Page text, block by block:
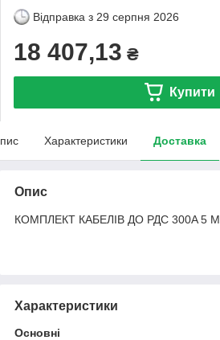
Відправка з 29 серпня 2026
18 407,13 ₴
Купити
Характеристики Доставка
Опис
КОМПЛЕКТ КАБЕЛІВ ДО РДС 300A 5 М
Характеристики
Основні